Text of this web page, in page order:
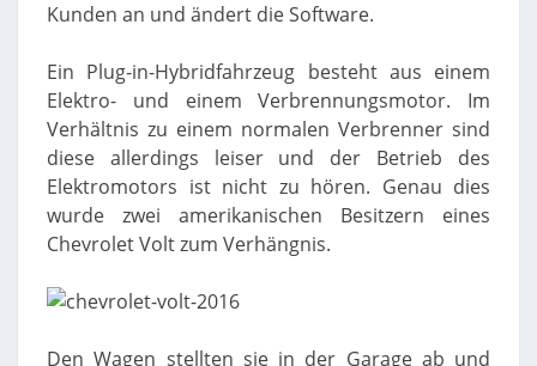
Kunden an und ändert die Software.
Ein Plug-in-Hybridfahrzeug besteht aus einem
Elektro- und einem Verbrennungsmotor. Im
Verhältnis zu einem normalen Verbrenner sind
diese allerdings leiser und der Betrieb des
Elektromotors ist nicht zu hören. Genau dies
wurde zwei amerikanischen Besitzern eines
Chevrolet Volt zum Verhängnis.
Den Wagen stellten sie in der Garage ab und